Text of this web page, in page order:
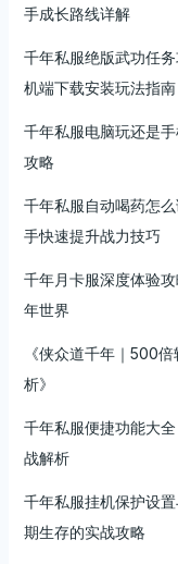
手成长路线详解
千年私服绝版武功任
机端下载安装玩法指南
千年私服电脑玩还是
攻略
千年私服自动喝药怎
手快速提升战力技巧
千年月卡服深度体验
年世界
《侠众道千年｜500
析》
千年私服便捷功能大
战解析
千年私服挂机保护设
期生存的实战攻略